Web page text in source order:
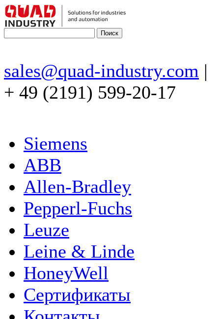
sales@quad-industry.com |
+ 49 (2191) 599-20-17
Siemens
ABB
Allen-Bradley
Pepperl-Fuchs
Leuze
Leine & Linde
HoneyWell
Сертификаты